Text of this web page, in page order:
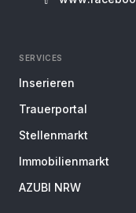
SERVICES
Inserieren
Trauerportal
Stellenmarkt
Immobilienmarkt
AZUBI NRW